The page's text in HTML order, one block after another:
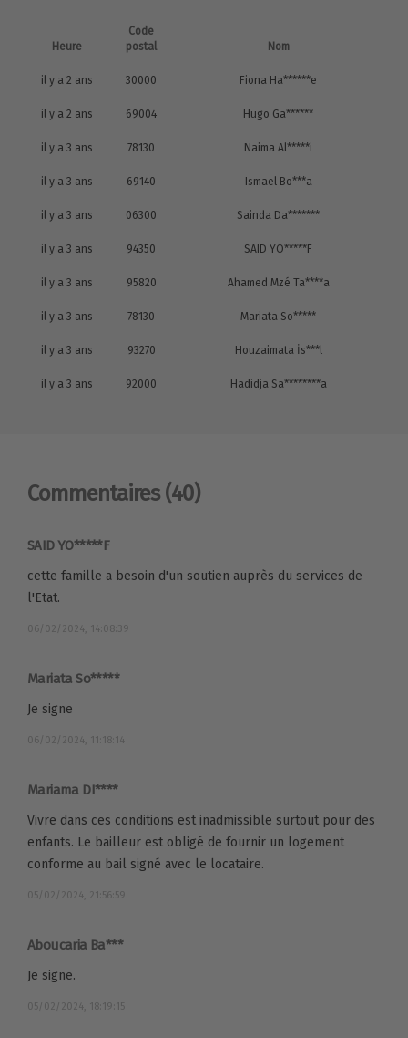
Heure
Code
postal
Nom
il y a 2 ans 30000 Fiona Ha******e
il y a 2 ans 69004 Hugo Ga******
il y a 3 ans 78130 Naima Al*****i
il y a 3 ans 69140 Ismael Bo***a
il y a 3 ans 06300 Sainda Da*******
il y a 3 ans 94350 SAID YO*****F
il y a 3 ans 95820 Ahamed Mzé Ta****a
il y a 3 ans 78130 Mariata So*****
il y a 3 ans 93270 Houzaimata İs***l
il y a 3 ans 92000 Hadidja Sa********a
Commentaires (40)
SAID YO*****F
cette famille a besoin d'un soutien auprès du services de
l'Etat.
06/02/2024, 14:08:39
Mariata So*****
Je signe
06/02/2024, 11:18:14
Mariama DI****
Vivre dans ces conditions est inadmissible surtout pour des
enfants. Le bailleur est obligé de fournir un logement
conforme au bail signé avec le locataire.
05/02/2024, 21:56:59
Aboucaria Ba***
Je signe.
05/02/2024, 18:19:15